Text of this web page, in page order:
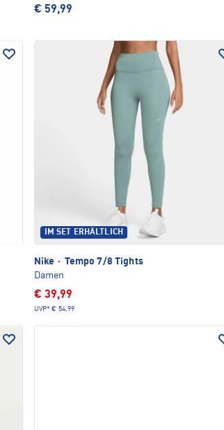
€ 59,99
IM SET ERHÄLTLICH
Nike · Tempo 7/8 Tights
Damen
€ 39,99
UVP* € 54,99